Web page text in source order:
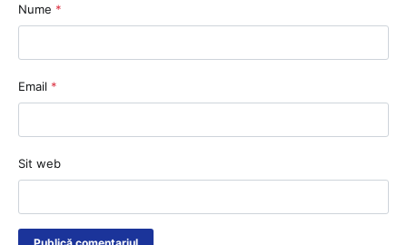
Nume *
Email *
Sit web